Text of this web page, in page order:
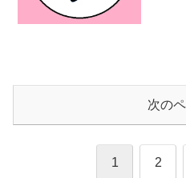
次の
1 2